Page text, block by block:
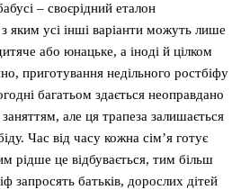
– своєрідний еталон
з яким усі інші варіанти можуть лише
або юнацьке, а іноді й цілком
приготування недільного ростбіфу
багатьом здається неоправдано
але ця трапеза залишається
Час від часу кожна сім’я готує
рідше це відбувається, тим більш
запросять батьків, дорослих дітей